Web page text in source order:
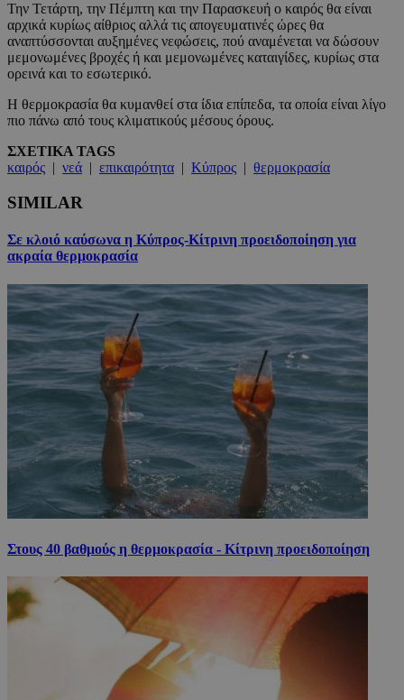
Την Τετάρτη, την Πέμπτη και την Παρασκευή ο καιρός θα είναι
αρχικά κυρίως αίθριος αλλά τις απογευματινές ώρες θα
αναπτύσσονται αυξημένες νεφώσεις, πού αναμένεται να δώσουν
μεμονωμένες βροχές ή και μεμονωμένες καταιγίδες, κυρίως στα
ορεινά και το εσωτερικό.
Η θερμοκρασία θα κυμανθεί στα ίδια επίπεδα, τα οποία είναι λίγο
πιο πάνω από τους κλιματικούς μέσους όρους.
ΣΧΕΤΙΚΑ TAGS
καιρός | νεά | επικαιρότητα | Κύπρος | θερμοκρασία
SIMILAR
Σε κλοιό καύσωνα η Κύπρος-Κίτρινη προειδοποίηση για
ακραία θερμοκρασία
Στους 40 βαθμούς η θερμοκρασία - Κίτρινη προειδοποίηση